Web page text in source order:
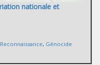
nationale et
Reconnaissance, Génocide